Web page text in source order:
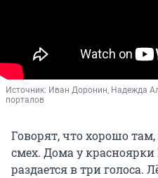
Источник: Иван Доронин, Надежда
порталов
Говорят, что хорошо
смех. Дома у
раздается в три